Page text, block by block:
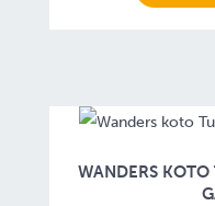
WANDERS